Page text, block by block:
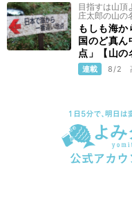
目指すは山
庄太郎の山の
もしも海
国のど真ん
点」【山の
連載 8/2